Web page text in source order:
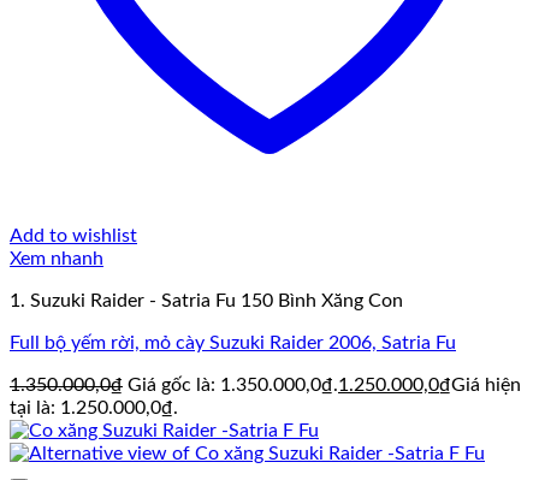
Add to wishlist
Xem nhanh
1. Suzuki Raider - Satria Fu 150 Bình Xăng Con
Full bộ yếm rời, mỏ cày Suzuki Raider 2006, Satria Fu
1.350.000,0₫ Giá gốc là: 1.350.000,0₫.1.250.000,0₫Giá hiện
tại là: 1.250.000,0₫.